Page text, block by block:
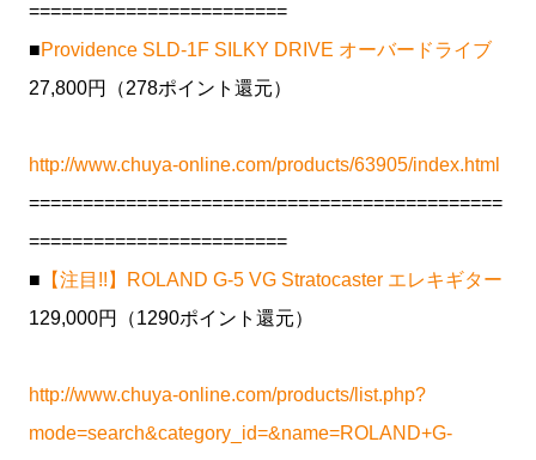
========================
■Providence SLD-1F SILKY DRIVE オーバードライブ
27,800円（278ポイント還元）
http://www.chuya-online.com/products/63905/index.html
============================================
========================
■ 【注目!!】ROLAND G-5 VG Stratocaster エレキギター
129,000円（1290ポイント還元）
http://www.chuya-online.com/products/list.php?
mode=search&category_id=&name=ROLAND+G-